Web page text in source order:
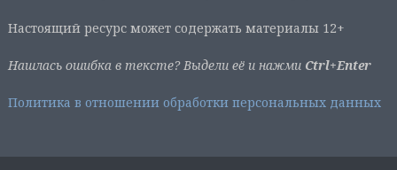
Настоящий ресурс может содержать материалы 12+
Нашлась ошибка в тексте? Выдели её и нажми Ctrl+Enter
Политика в отношении обработки персональных данных